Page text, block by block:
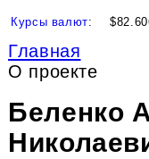
Курсы валют:
Главная
О проекте
Беленко